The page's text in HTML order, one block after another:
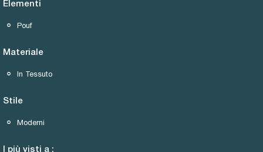
Elementi
Pouf
Materiale
In Tessuto
Stile
Moderni
I più visti a :